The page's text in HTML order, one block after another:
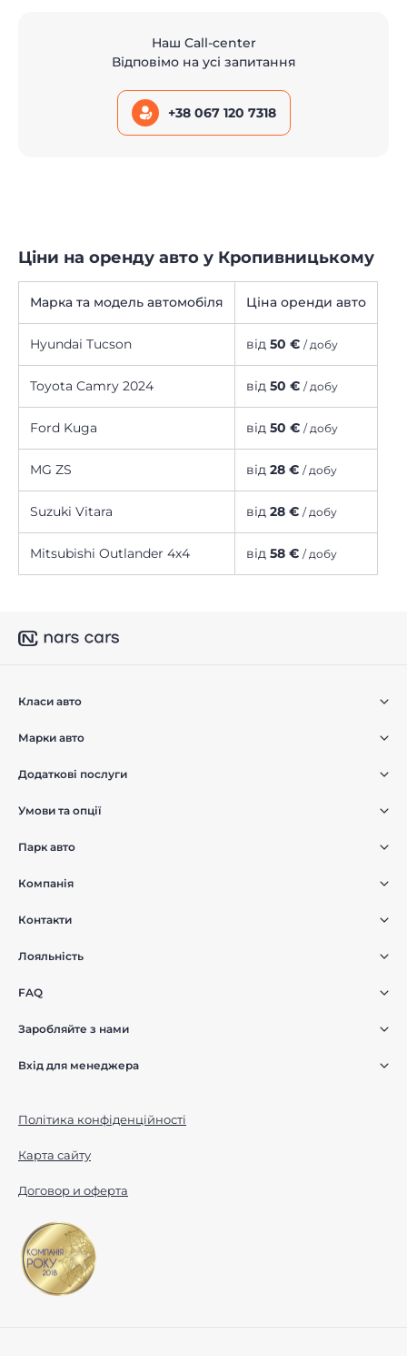
Наш Call-center
Відповімо на усі запитання
+38 067 120 7318
Ціни на оренду авто у Кропивницькому
Марка та модель автомобіля Ціна оренди авто
Hyundai Tucson від 50 € / добу
Toyota Camry 2024 від 50 € / добу
Ford Kuga від 50 € / добу
MG ZS від 28 € / добу
Suzuki Vitara від 28 € / добу
Mitsubishi Outlander 4х4 від 58 € / добу
Класи авто
Марки авто
Додаткові послуги
Умови та опції
Парк авто
Компанія
Контакти
Лояльність
FAQ
Заробляйте з нами
Вхід для менеджера
Політика конфіденційності
Карта сайту
Договор и оферта